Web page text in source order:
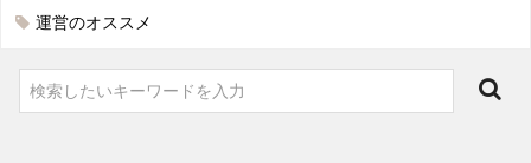
運営のオススメ